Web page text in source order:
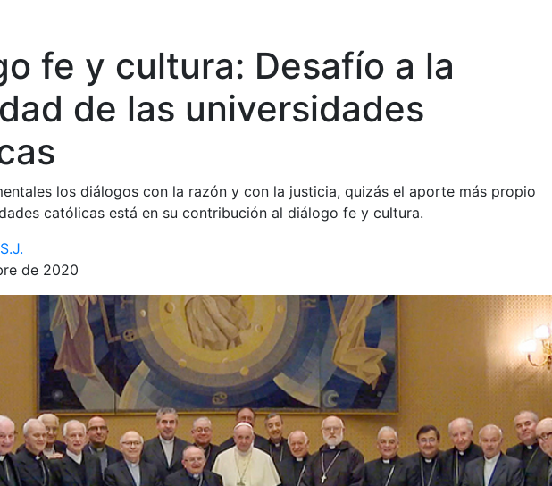
fe y cultura: Desafío a la
de las universidades
los diálogos con la razón y con la justicia, quizás el aporte más propio
católicas está en su contribución al diálogo fe y cultura.
de 2020